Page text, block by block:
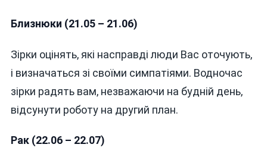
Близнюки (21.05 – 21.06)
Зірки оцінять, які насправді люди Вас оточують,
і визначаться зі своїми симпатіями. Водночас
зірки радять вам, незважаючи на будній день,
відсунути роботу на другий план.
Рак (22.06 – 22.07)